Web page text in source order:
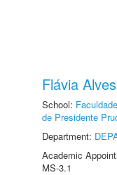
Flávia
School:
de Presidente
Department:
Academic
MS-3.1